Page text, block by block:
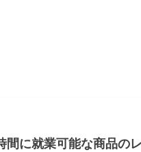
間に就業可能な商品の